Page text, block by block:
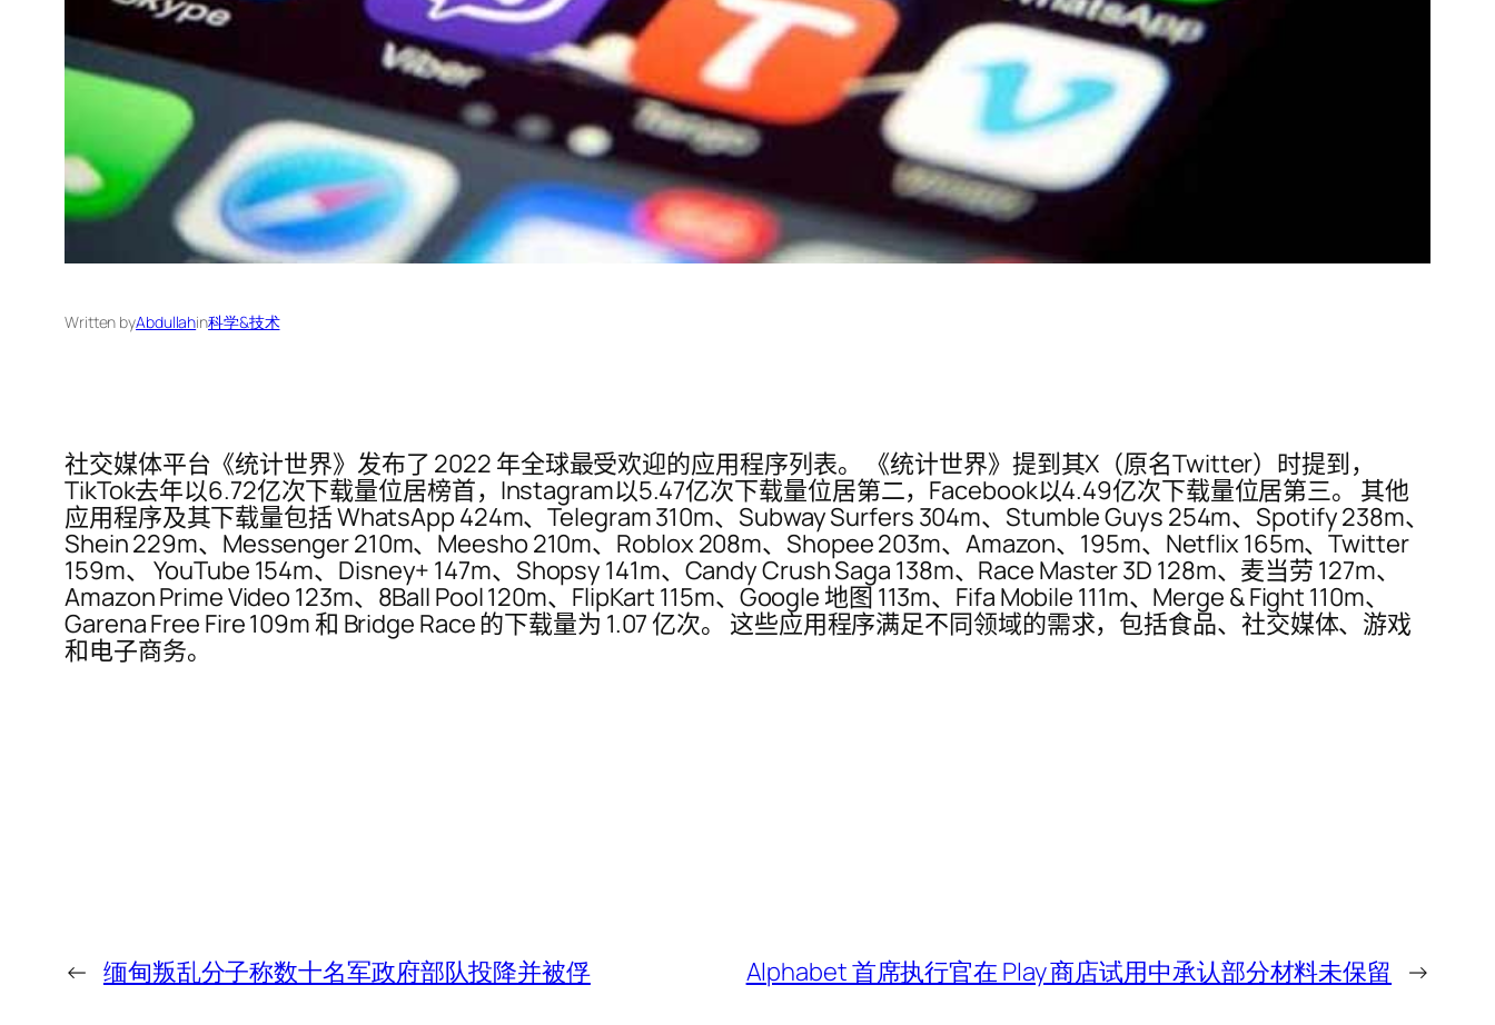
Written byAbdullahin科学&技术
社交媒体平台《统计世界》发布了 2022 年全球最受欢迎的应用程序列表。 《统计世界》提到其X（原名Twitter）时提到，
TikTok去年以6.72亿次下载量位居榜首，Instagram以5.47亿次下载量位居第二，Facebook以4.49亿次下载量位居第三。 其他
应用程序及其下载量包括 WhatsApp 424m、Telegram 310m、Subway Surfers 304m、Stumble Guys 254m、Spotify 238m、
Shein 229m、Messenger 210m、Meesho 210m、Roblox 208m、Shopee 203m、Amazon、195m、Netflix 165m、Twitter
159m、 YouTube 154m、Disney+ 147m、Shopsy 141m、Candy Crush Saga 138m、Race Master 3D 128m、麦当劳 127m、
Amazon Prime Video 123m、8Ball Pool 120m、FlipKart 115m、Google 地图 113m、Fifa Mobile 111m、Merge & Fight 110m、
Garena Free Fire 109m 和 Bridge Race 的下载量为 1.07 亿次。 这些应用程序满足不同领域的需求，包括食品、社交媒体、游戏
和电子商务。
← 缅甸叛乱分子称数十名军政府部队投降并被俘 Alphabet 首席执行官在 Play 商店试用中承认部分材料未保留 →